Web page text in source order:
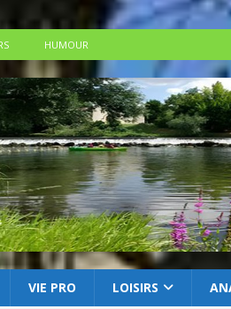
HUMOUR
VIE PRO LOISIRS